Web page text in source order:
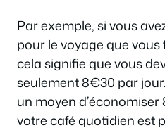
Par exemple, si vous
pour le voyage que
cela signifie que vous
seulement 8€30 par
un moyen
votre café quotidien est